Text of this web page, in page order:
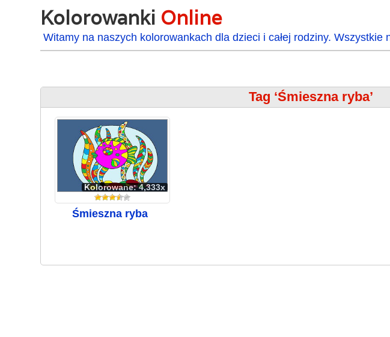
Kolorowanki Online
Witamy na naszych kolorowankach dla dzieci i całej rodziny.
Tag ‘Śmieszna ryba’
Kolorowane: 4,333x
Śmieszna ryba